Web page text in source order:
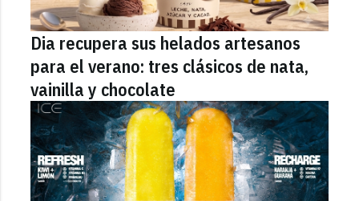
Dia recupera sus helados artesanos
para el verano: tres clásicos de nata,
vainilla y chocolate